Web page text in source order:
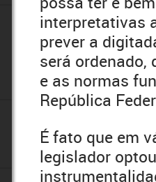
interpretativas
prever a
será
e as normas
República
É fato que em
legislador